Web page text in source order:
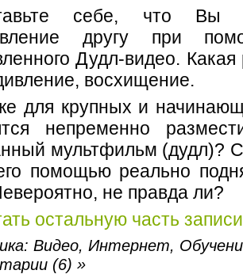
себе, что Вы
другу при
Дудл-видео.
восхищение.
для крупных и
непременно
мультфильм (дудл)?
помощью реально
не правда ли?
остальную часть
Видео, Интернет,
(6) »